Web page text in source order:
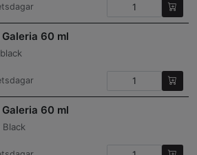
60 ml
60 ml
Black